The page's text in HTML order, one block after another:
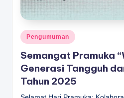
Posted
in
Pengumuman
Semangat Pramuka
Generasi Tangguh
Tahun 2025